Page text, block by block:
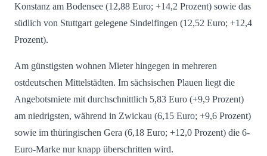
Konstanz am Bodensee (12,88 Euro; +14,2 Prozent) sowie das
südlich von Stuttgart gelegene Sindelfingen (12,52 Euro; +12,4
Prozent).
Am günstigsten wohnen Mieter hingegen in mehreren
ostdeutschen Mittelstädten. Im sächsischen Plauen liegt die
Angebotsmiete mit durchschnittlich 5,83 Euro (+9,9 Prozent)
am niedrigsten, während in Zwickau (6,15 Euro; +9,6 Prozent)
sowie im thüringischen Gera (6,18 Euro; +12,0 Prozent) die 6-
Euro-Marke nur knapp überschritten wird.